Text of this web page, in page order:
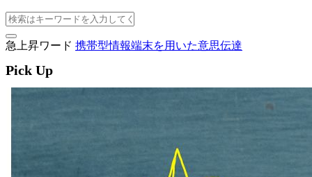
急上昇ワード 携帯型情報端末を用いた意思伝達
Pick Up